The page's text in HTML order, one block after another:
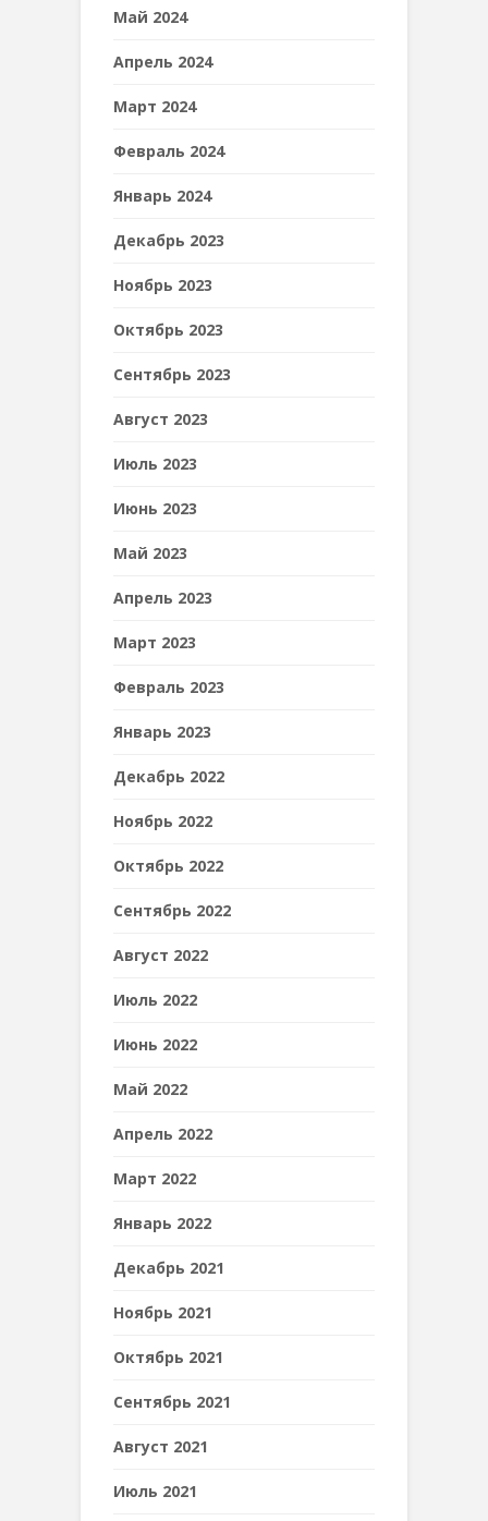
Май 2024
Апрель 2024
Март 2024
Февраль 2024
Январь 2024
Декабрь 2023
Ноябрь 2023
Октябрь 2023
Сентябрь 2023
Август 2023
Июль 2023
Июнь 2023
Май 2023
Апрель 2023
Март 2023
Февраль 2023
Январь 2023
Декабрь 2022
Ноябрь 2022
Октябрь 2022
Сентябрь 2022
Август 2022
Июль 2022
Июнь 2022
Май 2022
Апрель 2022
Март 2022
Январь 2022
Декабрь 2021
Ноябрь 2021
Октябрь 2021
Сентябрь 2021
Август 2021
Июль 2021